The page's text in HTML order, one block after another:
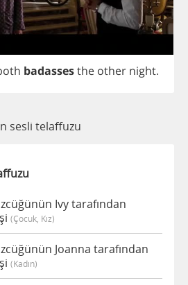
badassesthe other night.
sesli telaffuzu
Ivy tarafından
(çocuk, Kız)
Joanna tarafından
(kadın)